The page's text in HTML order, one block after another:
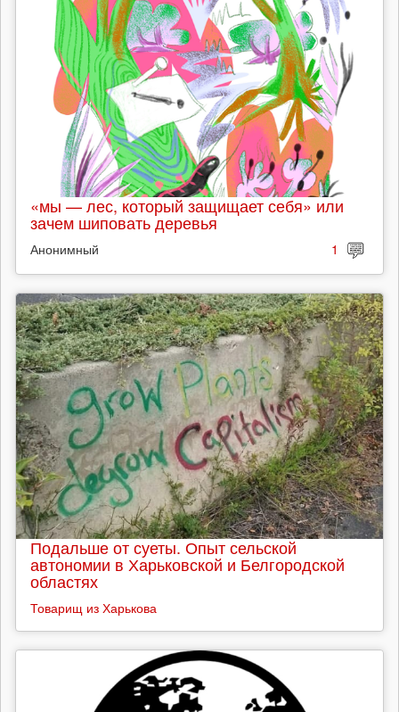
«мы — лес, который защищает себя» или
зачем шиповать деревья
Анонимный 1
Подальше от суеты. Опыт сельской
автономии в Харьковской и Белгородской
областях
Товарищ из Харькова